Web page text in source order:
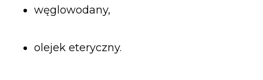
węglowodany,
olejek eteryczny.